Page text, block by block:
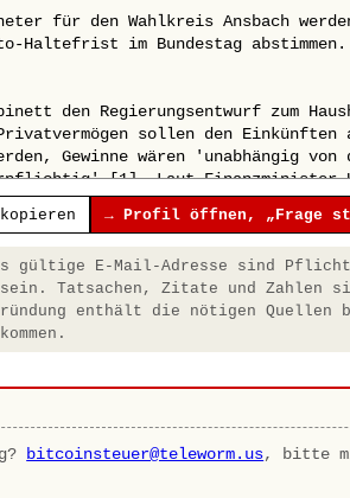
→ Profil öffnen, „Frage
gültige E-Mail-Adresse sind
sein. Tatsachen, Zitate und Zahlen
enthält die nötigen Quellen
bitcoinsteuer@teleworm.us, bitte